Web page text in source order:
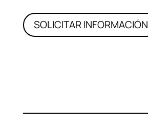
SOLICITAR INFORMACIÓN